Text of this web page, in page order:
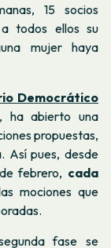
15 socios
a todos ellos su
mujer haya
Democrático
ha abierto una
propuestas,
Así pues, desde
febrero, cada
mociones que
fase se